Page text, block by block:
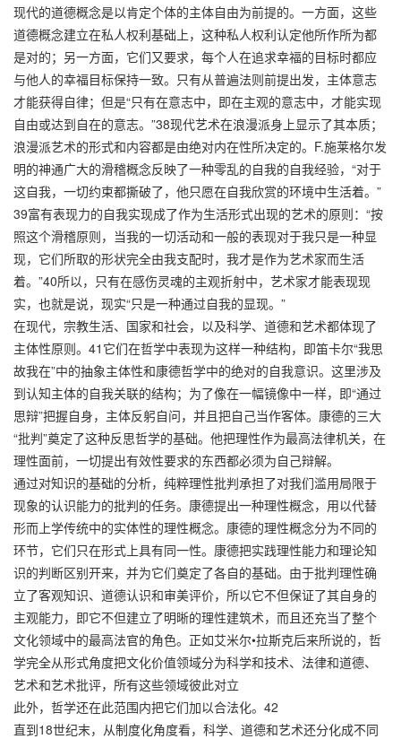
现代的道德概念是以肯定个体的主体自由为前提的。一方面，这些
道德概念建立在私人权利基础上，这种私人权利认定他所作所为都
是对的；另一方面，它们又要求，每个人在追求幸福的目标时都应
与他人的幸福目标保持一致。只有从普遍法则前提出发，主体意志
才能获得自律；但是“只有在意志中，即在主观的意志中，才能实现
自由或达到自在的意志。”38现代艺术在浪漫派身上显示了其本质；
浪漫派艺术的形式和内容都是由绝对内在性所决定的。F.施莱格尔发
明的神通广大的滑稽概念反映了一种零乱的自我的自我经验，“对于
这自我，一切约束都撕破了，他只愿在自我欣赏的环境中生活着。”
39富有表现力的自我实现成了作为生活形式出现的艺术的原则：“按
照这个滑稽原则，当我的一切活动和一般的表现对于我只是一种显
现，它们所取的形状完全由我支配时，我才是作为艺术家而生活
着。”40所以，只有在感伤灵魂的主观折射中，艺术家才能表现现
实，也就是说，现实“只是一种通过自我的显现。”
在现代，宗教生活、国家和社会，以及科学、道德和艺术都体现了
主体性原则。41它们在哲学中表现为这样一种结构，即笛卡尔“我思
故我在”中的抽象主体性和康德哲学中的绝对的自我意识。这里涉及
到认知主体的自我关联的结构；为了像在一幅镜像中一样，即“通过
思辩”把握自身，主体反躬自问，并且把自己当作客体。康德的三大
“批判”奠定了这种反思哲学的基础。他把理性作为最高法律机关，在
理性面前，一切提出有效性要求的东西都必须为自己辩解。
通过对知识的基础的分析，纯粹理性批判承担了对我们滥用局限于
现象的认识能力的批判的任务。康德提出一种理性概念，用以代替
形而上学传统中的实体性的理性概念。康德的理性概念分为不同的
环节，它们只在形式上具有同一性。康德把实践理性能力和理论知
识的判断区别开来，并为它们奠定了各自的基础。由于批判理性确
立了客观知识、道德认识和审美评价，所以它不但保证了其自身的
主观能力，即它不但建立了明晰的理性建筑术，而且还充当了整个
文化领域中的最高法官的角色。正如艾米尔•拉斯克后来所说的，哲
学完全从形式角度把文化价值领域分为科学和技术、法律和道德、
艺术和艺术批评，所有这些领域彼此对立
此外，哲学还在此范围内把它们加以合法化。42
直到18世纪末，从制度化角度看，科学、道德和艺术还分化成不同